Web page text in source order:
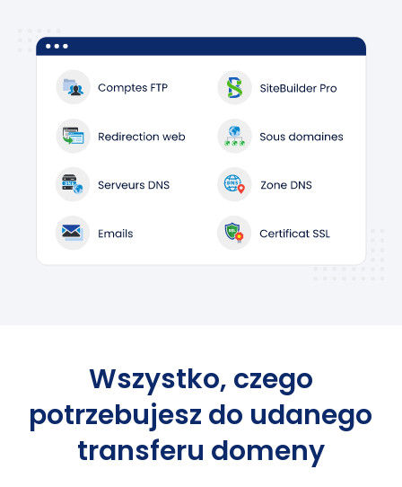
Wszystko, czego
potrzebujesz do udanego
transferu domeny